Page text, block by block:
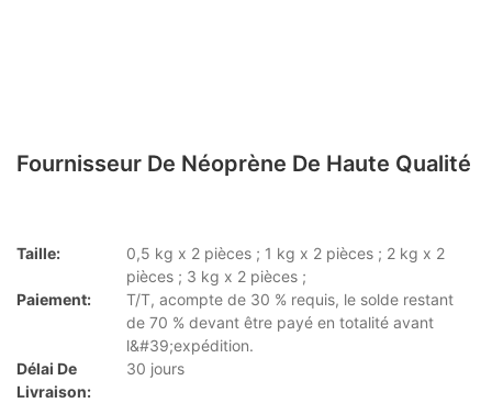
Fournisseur De Néoprène De Haute Qualité
Taille:
0,5 kg x 2 pièces ; 1 kg x 2 pièces ; 2 kg x 2
pièces ; 3 kg x 2 pièces ;
Paiement:
T/T, acompte de 30 % requis, le solde restant
de 70 % devant être payé en totalité avant
l&#39;expédition.
Délai De
Livraison:
30 jours